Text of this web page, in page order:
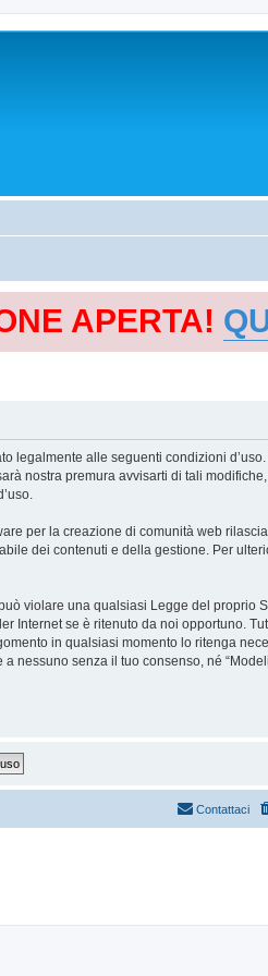
APERTA!
legalmente alle seguenti condizioni
nostra premura avvisarti di tali
per la creazione di comunità web
dei contenuti e della gestione. Per
violare una qualsiasi Legge del proprio
Internet se è ritenuto da noi opportuno.
in qualsiasi momento lo ritenga
senza il tuo consenso, né
Contattaci